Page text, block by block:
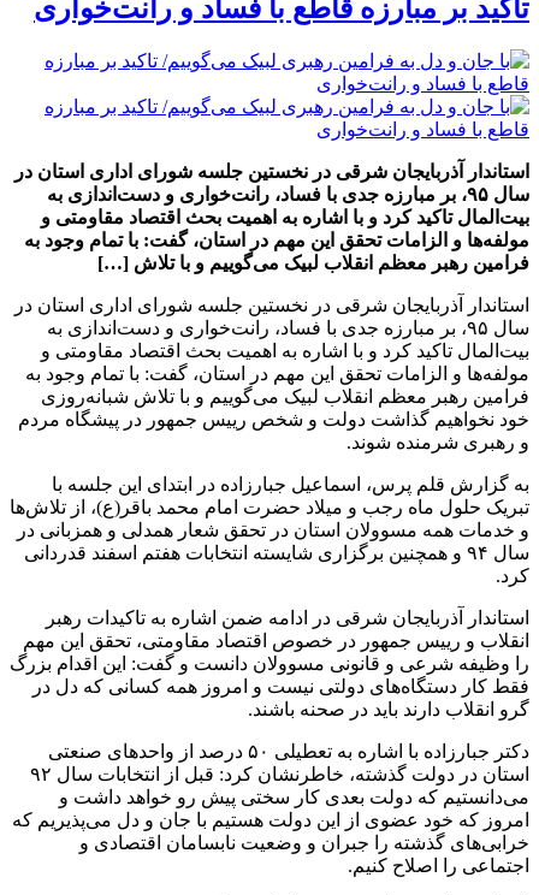
تاکید بر مبارزه قاطع با فساد و رانت‌خواری
استاندار آذربایجان شرقی در نخستین جلسه شورای اداری استان در
سال ۹۵، بر مبارزه جدی با فساد، رانت‌خواری و دست‌اندازی به
بیت‌المال تاکید کرد و با اشاره به اهمیت بحث اقتصاد مقاومتی و
مولفه‌ها و الزامات تحقق این مهم در استان، گفت: با تمام وجود به
فرامین رهبر معظم انقلاب لبیک می‌گوییم و با تلاش […]
استاندار آذربایجان شرقی در نخستین جلسه شورای اداری استان در
سال ۹۵، بر مبارزه جدی با فساد، رانت‌خواری و دست‌اندازی به
بیت‌المال تاکید کرد و با اشاره به اهمیت بحث اقتصاد مقاومتی و
مولفه‌ها و الزامات تحقق این مهم در استان، گفت: با تمام وجود به
فرامین رهبر معظم انقلاب لبیک می‌گوییم و با تلاش شبانه‌روزی
خود نخواهیم گذاشت دولت و شخص رییس جمهور در پیشگاه مردم
و رهبری شرمنده شوند.
به گزارش قلم پرس، اسماعیل جبارزاده در ابتدای این جلسه با
تبریک حلول ماه رجب و میلاد حضرت امام محمد باقر(ع)، از تلاش‌ها
و خدمات همه مسوولان استان در تحقق شعار همدلی و همزبانی در
سال ۹۴ و همچنین برگزاری شایسته انتخابات هفتم اسفند قدردانی
کرد.
استاندار آذربایجان شرقی در ادامه ضمن اشاره به تاکیدات رهبر
انقلاب و رییس جمهور در خصوص اقتصاد مقاومتی، تحقق این مهم
را وظیفه شرعی و قانونی مسوولان دانست و گفت: این اقدام بزرگ
فقط کار دستگاه‌های دولتی نیست و امروز همه کسانی که دل در
گرو انقلاب دارند باید در صحنه باشند.
دکتر جبارزاده با اشاره به تعطیلی ۵۰ درصد از واحدهای صنعتی
استان در دولت گذشته، خاطرنشان کرد: قبل از انتخابات سال ۹۲
می‌دانستیم که دولت بعدی کار سختی پیش رو خواهد داشت و
امروز که خود عضوی از این دولت هستیم با جان و دل می‌پذیریم که
خرابی‌های گذشته را جبران و وضعیت نابسامان اقتصادی و
اجتماعی را اصلاح کنیم.